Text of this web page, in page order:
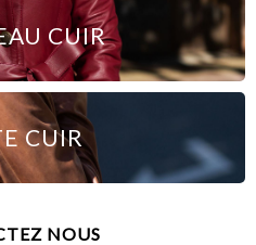
CUIR
CUIR
NOUS